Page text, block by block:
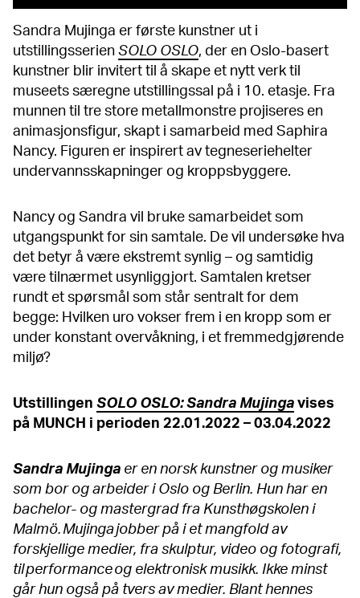
Sandra Mujinga er første kunstner ut i
utstillingsserien SOLO OSLO, der en Oslo-basert
kunstner blir invitert til å skape et nytt verk til
museets særegne utstillingssal på i 10. etasje. Fra
munnen til tre store metallmonstre projiseres en
animasjonsfigur, skapt i samarbeid med Saphira
Nancy. Figuren er inspirert av tegneseriehelter
undervannsskapninger og kroppsbyggere.
Nancy og Sandra vil bruke samarbeidet som
utgangspunkt for sin samtale. De vil undersøke hva
det betyr å være ekstremt synlig – og samtidig
være tilnærmet usynliggjort. Samtalen kretser
rundt et spørsmål som står sentralt for dem
begge: Hvilken uro vokser frem i en kropp som er
under konstant overvåkning, i et fremmedgjørende
miljø?
Utstillingen SOLO OSLO: Sandra Mujinga vises
på MUNCH i perioden 22.01.2022 – 03.04.2022
Sandra Mujinga er en norsk kunstner og musiker
som bor og arbeider i Oslo og Berlin. Hun har en
bachelor- og mastergrad fra Kunsthøgskolen i
Malmö. Mujinga jobber på i et mangfold av
forskjellige medier, fra skulptur, video og fotografi,
til performance og elektronisk musikk. Ikke minst
går hun også på tvers av medier. Blant hennes